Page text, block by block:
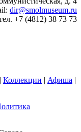
dir@smolmuseum.ru
+7 (4812) 38 73 73
| Коллекции | Афиша |